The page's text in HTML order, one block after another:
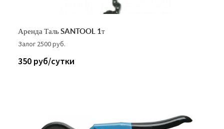
Аренда Таль SANTOOL 1т
Залог 2500 руб.
350 руб/сутки